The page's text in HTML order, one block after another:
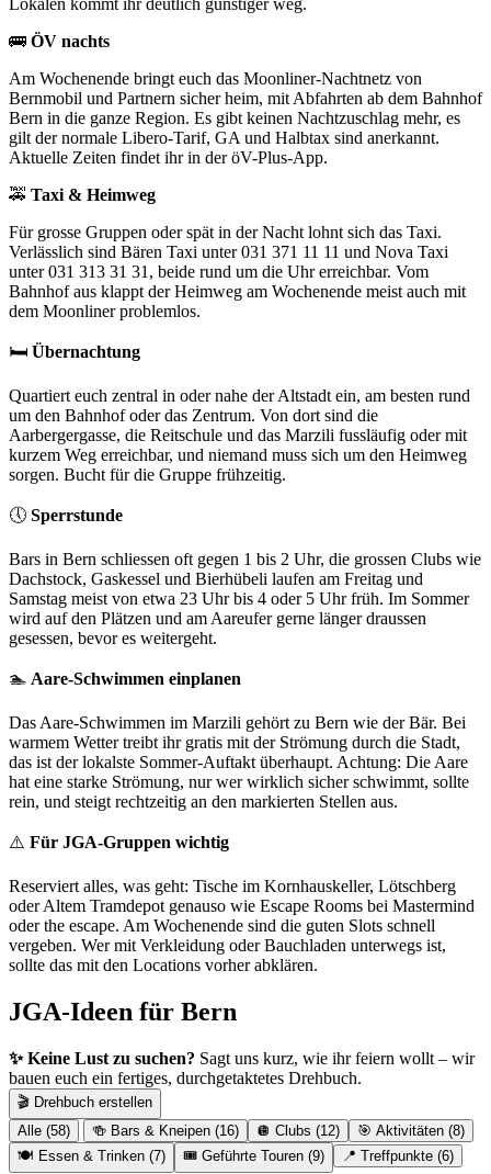
🚌 ÖV nachts
Am Wochenende bringt euch das Moonliner-Nachtnetz von
Bernmobil und Partnern sicher heim, mit Abfahrten ab dem Bahnhof
Bern in die ganze Region. Es gibt keinen Nachtzuschlag mehr, es
gilt der normale Libero-Tarif, GA und Halbtax sind anerkannt.
Aktuelle Zeiten findet ihr in der öV-Plus-App.
🚕 Taxi & Heimweg
Für grosse Gruppen oder spät in der Nacht lohnt sich das Taxi.
Verlässlich sind Bären Taxi unter 031 371 11 11 und Nova Taxi
unter 031 313 31 31, beide rund um die Uhr erreichbar. Vom
Bahnhof aus klappt der Heimweg am Wochenende meist auch mit
dem Moonliner problemlos.
🛏️ Übernachtung
Quartiert euch zentral in oder nahe der Altstadt ein, am besten rund
um den Bahnhof oder das Zentrum. Von dort sind die
Aarbergergasse, die Reitschule und das Marzili fussläufig oder mit
kurzem Weg erreichbar, und niemand muss sich um den Heimweg
sorgen. Bucht für die Gruppe frühzeitig.
🕔 Sperrstunde
Bars in Bern schliessen oft gegen 1 bis 2 Uhr, die grossen Clubs wie
Dachstock, Gaskessel und Bierhübeli laufen am Freitag und
Samstag meist von etwa 23 Uhr bis 4 oder 5 Uhr früh. Im Sommer
wird auf den Plätzen und am Aareufer gerne länger draussen
gesessen, bevor es weitergeht.
🏊 Aare-Schwimmen einplanen
Das Aare-Schwimmen im Marzili gehört zu Bern wie der Bär. Bei
warmem Wetter treibt ihr gratis mit der Strömung durch die Stadt,
das ist der lokalste Sommer-Auftakt überhaupt. Achtung: Die Aare
hat eine starke Strömung, nur wer wirklich sicher schwimmt, sollte
rein, und steigt rechtzeitig an den markierten Stellen aus.
⚠️ Für JGA-Gruppen wichtig
Reserviert alles, was geht: Tische im Kornhauskeller, Lötschberg
oder Altem Tramdepot genauso wie Escape Rooms bei Mastermind
oder the escape. Am Wochenende sind die guten Slots schnell
vergeben. Wer mit Verkleidung oder Bauchladen unterwegs ist,
sollte das mit den Locations vorher abklären.
JGA-Ideen für Bern
✨ Keine Lust zu suchen? Sagt uns kurz, wie ihr feiern wollt – wir
bauen euch ein fertiges, durchgetaktetes Drehbuch.
🎬 Drehbuch erstellen
Alle (58)
🍻 Bars & Kneipen (16) 🪩 Clubs (12)
🎯 Aktivitäten (8)
🍽️ Essen & Trinken (7)
🎟️ Geführte Touren (9) 📍 Treffpunkte (6)